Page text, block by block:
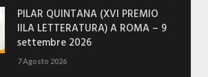
PILAR QUINTANA (XVI PREMIO
IILA LETTERATURA) A ROMA – 9
settembre 2026
7 Agosto 2026